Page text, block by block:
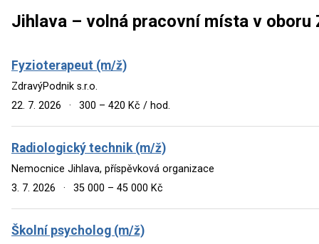
Jihlava – volná pracovní místa v
Fyzioterapeut (m/ž)
ZdravýPodnik s.r.o.
22. 7. 2026
· 300 – 420 Kč / hod.
Radiologický technik (m/ž)
Nemocnice Jihlava, příspěvková organizace
3. 7. 2026
· 35 000 – 45 000 Kč
Školní psycholog (m/ž)